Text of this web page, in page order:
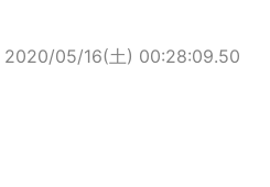
2020/05/16(土) 00:28:09.50